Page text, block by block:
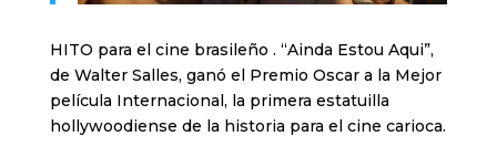
HITO para el cine brasileño . “Ainda Estou Aqui”,
de Walter Salles, ganó el Premio Oscar a la Mejor
película Internacional, la primera estatuilla
hollywoodiense de la historia para el cine carioca.